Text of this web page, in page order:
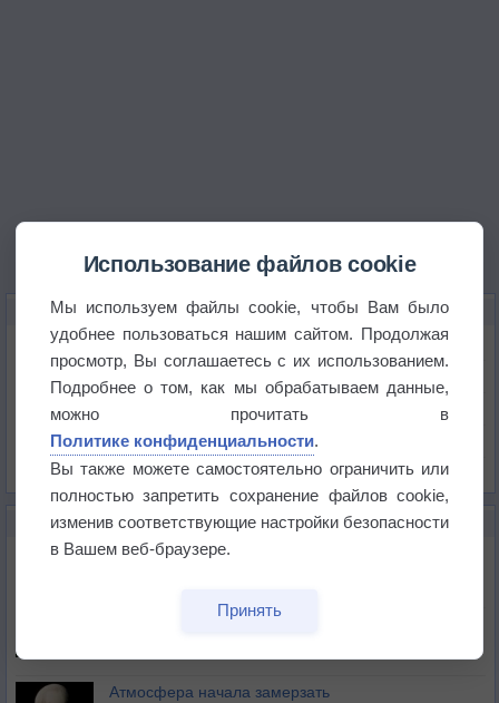
КАРТЫ ПОГОДЫ В ИСТ-ЛАНСИНГЕ
Температура
Давление
Осадки
Облачность
Список всех карт
НОВОЕ О ПОГОДЕ
Космическая погода влияет на транспорт
Приложение построит маршрут через тень
Атмосфера начала замерзать
Использование файлов cookie
Мы используем файлы cookie, чтобы Вам было
удобнее пользоваться нашим сайтом. Продолжая
просмотр, Вы соглашаетесь с их использованием.
Подробнее о том, как мы обрабатываем данные,
можно прочитать в
Политике конфиденциальности.
Вы также можете самостоятельно ограничить или
полностью запретить сохранение файлов cookie,
изменив соответствующие настройки безопасности
в Вашем веб-браузере.
Принять